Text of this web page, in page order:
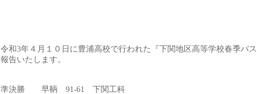
令和3年４月１０日に豊浦高校で行われた『下関地区高等学校春季バ
報告いたします。
準決勝 早鞆 91-61 下関工科